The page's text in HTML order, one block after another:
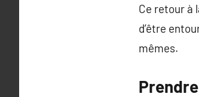
Ce retour à
d’être
mêmes.